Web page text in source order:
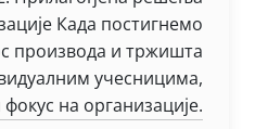
Када постигнемо
производа и тржишта
учесницима,
на организације.